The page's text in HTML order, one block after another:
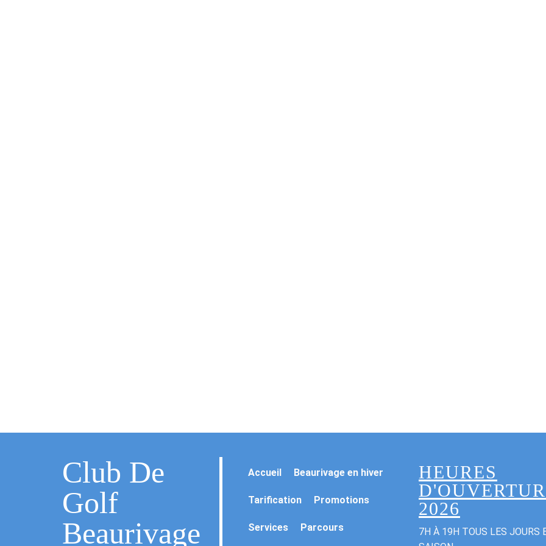
Club De
Golf
Beaurivage
Accueil Beaurivage en hiver
Tarification Promotions
Services Parcours
HEURES
2026
7H À 19H TOUS LES JOURS